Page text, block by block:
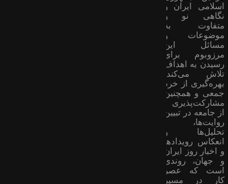
اسلامی ایران و
نگاهی نو و
متفاوت به
موضوعات ‌و
مسائل این
مرزوبوم برای
رسیدن به اهداف
تلاش می‌کند؛
بهره‌گیری از خرد
جمعی و همچنین
مشارکت‌پذیری
از جامعه در تبیین
روایت‌ها،
تحلیل‌ها و
انعکاس رویدادها
و اخبار روز ایران
و جهان، روندی
است که عصر
کار در مسیر